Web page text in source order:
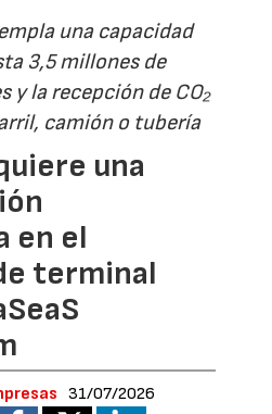
una capacidad
3,5 millones de
y la recepción de CO₂
camión o tubería
una
en el
terminal
31/07/2026